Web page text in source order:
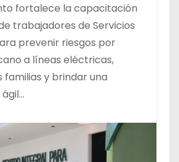
fortalece la capacitación
trabajadores de Servicios
prevenir riesgos por
a líneas eléctricas,
y brindar una